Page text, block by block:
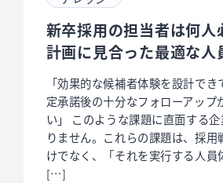
新卒採用の担当者は何人
計画に見合った最適な人
「効果的な候補者体験を設計で
定承諾後の十分なフォローアップ
い」 このような課題に直面する
りません。これらの課題は、採用
けでなく、「それを実行する人員
[…]